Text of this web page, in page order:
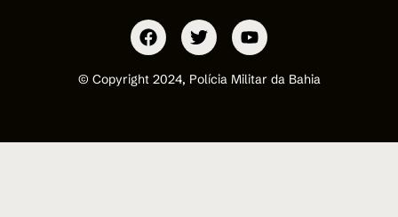
© Copyright 2024, Polícia Militar da Bahia